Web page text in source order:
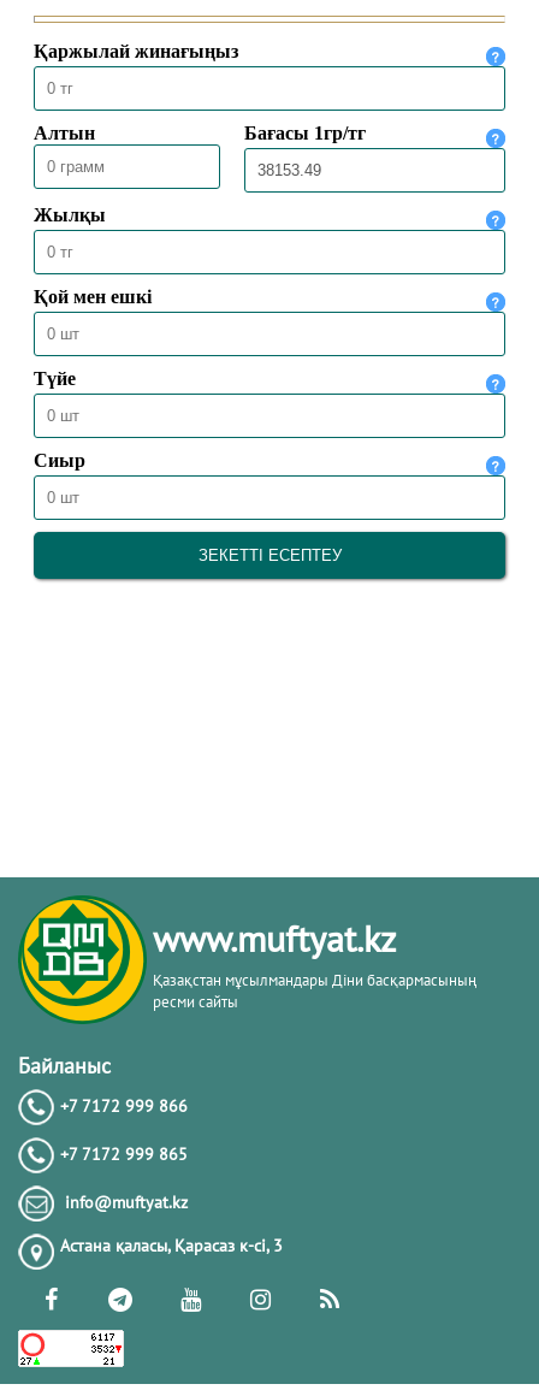
09.01.2026 6000
БИОТОКПЕН ЕМДЕУ ҮКІМІ
09.01.2026
www.muftyat.kz
Қазақстан мұсылмандары Діни басқармасының
ресми сайты
Байланыс
+7 7172 999 866
+7 7172 999 865
info@muftyat.kz
Астана қаласы, Қарасаз к-сi, 3